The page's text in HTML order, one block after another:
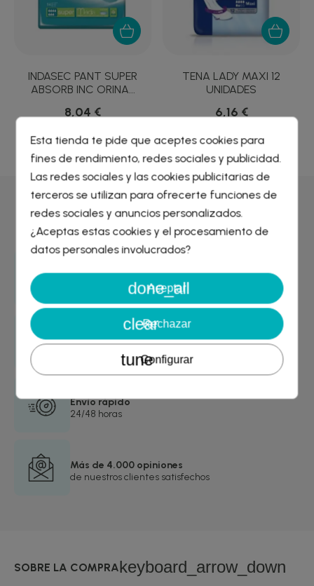
INDASEC PANT SUPER
ABSORB INC ORINA...
8,04 €
TENA LADY MAXI 12
UNIDADES
6,16 €
Por qué comprar enFarmacia Liceo
Entrega GRATIS
Garantía de devolución
Envío rápido
24/48 horas
Más de 4.000 opiniones
de nuestros clientes satisfechos
SOBRE LA COMPRAkeyboard_arrow_down
Crear lista de deseos
Nombre de la lista de deseos
Cancelar Crear lista de deseos
Iniciar sesión
Debe iniciar sesión para guardar productos en su lista de
deseos.
Cancelar Iniciar sesión
Esta tienda te pide que aceptes cookies para
fines de rendimiento, redes sociales y publicidad.
Las redes sociales y las cookies publicitarias de
terceros se utilizan para ofrecerte funciones de
redes sociales y anuncios personalizados.
¿Aceptas estas cookies y el procesamiento de
datos personales involucrados?
done_all
Aceptar
clearRechazar
tuneConfigurar